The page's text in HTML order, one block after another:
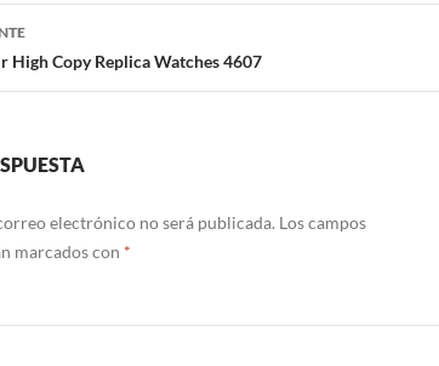
High Copy Replica Watches 4607
electrónico no será publicada. Los campos
marcados con *